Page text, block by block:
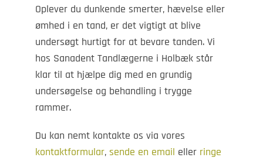
Oplever du dunkende smerter, hævelse eller
ømhed i en tand, er det vigtigt at blive
undersøgt hurtigt for at bevare tanden. Vi
hos Sanadent Tandlægerne i Holbæk står
klar til at hjælpe dig med en grundig
undersøgelse og behandling i trygge
rammer.
Du kan nemt kontakte os via vores
kontaktformular, sende en email eller ringe